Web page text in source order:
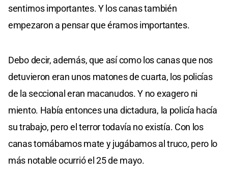
sentirnos importantes. Y los canas también
empezaron a pensar que éramos importantes.
Debo decir, además, que así como los canas que nos
detuvieron eran unos matones de cuarta, los policías
de la seccional eran macanudos. Y no exagero ni
miento. Había entonces una dictadura, la policía hacía
su trabajo, pero el terror todavía no existía. Con los
canas tomábamos mate y jugábamos al truco, pero lo
más notable ocurrió el 25 de mayo.